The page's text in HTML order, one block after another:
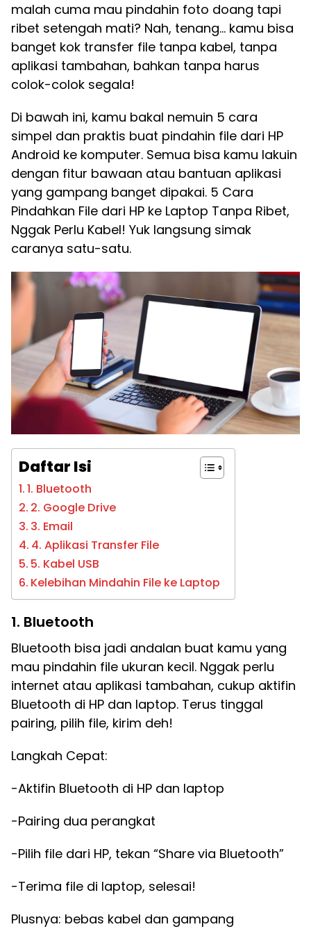
malah cuma mau pindahin foto doang tapi
ribet setengah mati? Nah, tenang… kamu bisa
banget kok transfer file tanpa kabel, tanpa
aplikasi tambahan, bahkan tanpa harus
colok-colok segala!
Di bawah ini, kamu bakal nemuin 5 cara
simpel dan praktis buat pindahin file dari HP
Android ke komputer. Semua bisa kamu lakuin
dengan fitur bawaan atau bantuan aplikasi
yang gampang banget dipakai. 5 Cara
Pindahkan File dari HP ke Laptop Tanpa Ribet,
Nggak Perlu Kabel! Yuk langsung simak
caranya satu-satu.
Daftar Isi
1. Bluetooth
2. Google Drive
3. Email
4. Aplikasi Transfer File
5. Kabel USB
Kelebihan Mindahin File ke Laptop
1. Bluetooth
Bluetooth bisa jadi andalan buat kamu yang
mau pindahin file ukuran kecil. Nggak perlu
internet atau aplikasi tambahan, cukup aktifin
Bluetooth di HP dan laptop. Terus tinggal
pairing, pilih file, kirim deh!
Langkah Cepat:
-Aktifin Bluetooth di HP dan laptop
-Pairing dua perangkat
-Pilih file dari HP, tekan “Share via Bluetooth”
-Terima file di laptop, selesai!
Plusnya: bebas kabel dan gampang